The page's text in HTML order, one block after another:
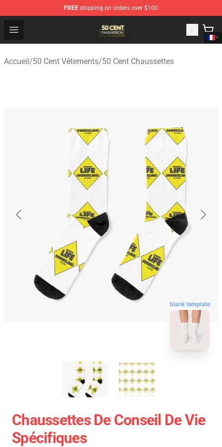
FREE shipping on orders over $100
Open menu
50 Cent Shop - Official 50 Cent Merchandise Store
Accueil/50 Cent Vêtements/50 Cent Chaussettes
blank template
Chaussettes De Conseil De Vie
Spécifiques